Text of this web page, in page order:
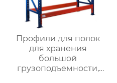
Профили для полок
для хранения
большой
грузоподъемности,